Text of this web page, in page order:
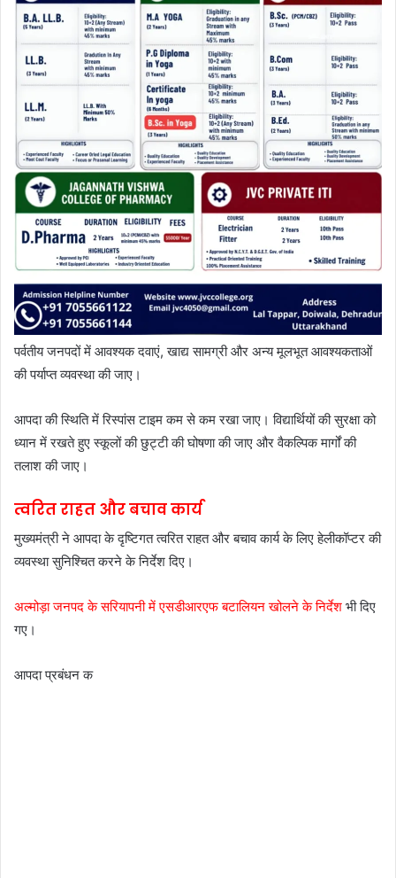
पर्वतीय जनपदों में आवश्यक दवाएं, खाद्य सामग्री और अन्य मूलभूत आवश्यकताओं
की पर्याप्त व्यवस्था की जाए।
आपदा की स्थिति में रिस्पांस टाइम कम से कम रखा जाए। विद्यार्थियों की सुरक्षा को
ध्यान में रखते हुए स्कूलों की छुट्टी की घोषणा की जाए और वैकल्पिक मार्गों की
तलाश की जाए।
त्वरित राहत और बचाव कार्य
मुख्यमंत्री ने आपदा के दृष्टिगत त्वरित राहत और बचाव कार्य के लिए हेलीकॉप्टर की
व्यवस्था सुनिश्चित करने के निर्देश दिए।
अल्मोड़ा जनपद के सरियापनी में एसडीआरएफ बटालियन खोलने के निर्देश भी दिए
गए।
आपदा प्रबंधन क